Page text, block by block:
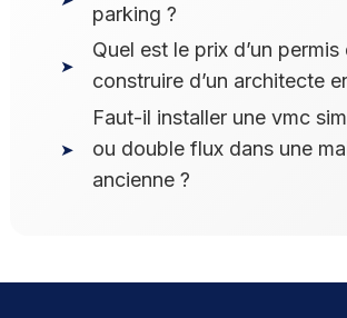
parking ?
Quel est le prix d’un permis
construire d’un architecte
Faut-il installer une vmc
ou double flux dans une
ancienne ?